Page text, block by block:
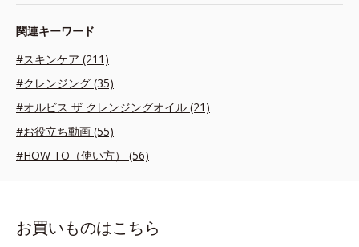
関連キーワード
#スキンケア (211)
#クレンジング (35)
#オルビス ザ クレンジングオイル (21)
#お役立ち動画 (55)
#HOW TO（使い方） (56)
お買いものはこちら